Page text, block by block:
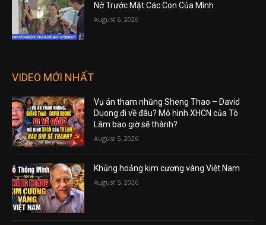
Nở Trước Mặt Các Con Của Mình
August 6, 2026
VIDEO MỚI NHẤT
Vụ án tham nhũng Sheng Thao – David
Duong đi về đâu? Mô hình XHCN của Tô
Lâm bao giờ sẽ thành?
August 5, 2026
Khủng hoảng kim cương vàng Việt Nam
August 5, 2026